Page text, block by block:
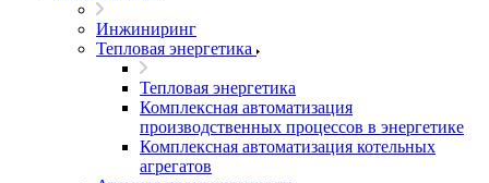
Инжиниринг
Тепловая энергетика
Тепловая энергетика
Комплексная автоматизация
производственных процессов в энергетике
Комплексная автоматизация котельных
агрегатов